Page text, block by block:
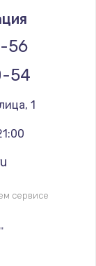
56
54
1
сервисе